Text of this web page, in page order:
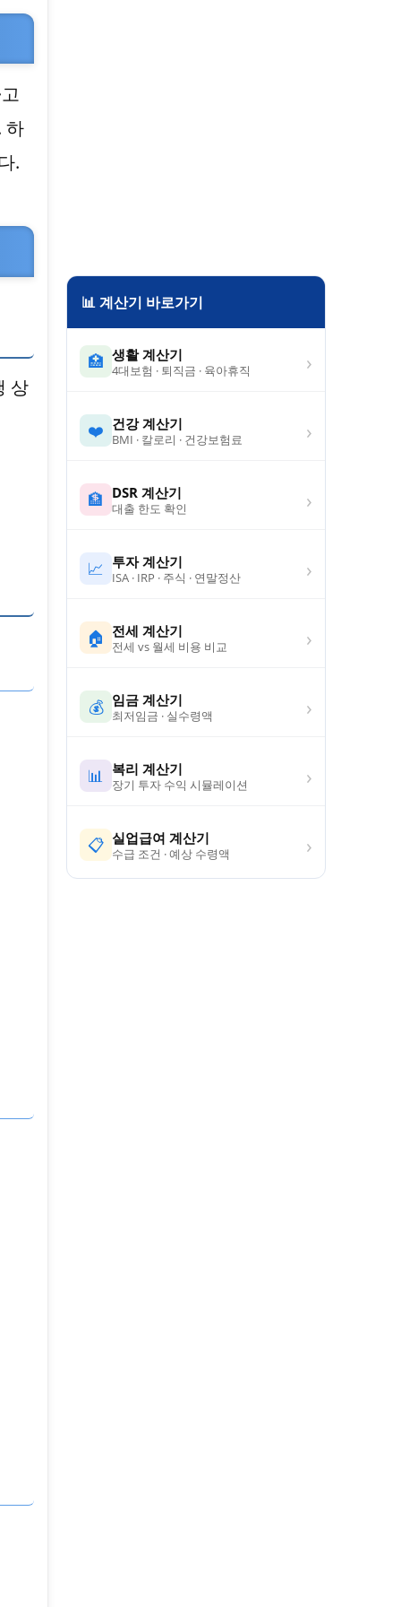
하
.
상
📊 계산기 바로가기
🏥 생활 계산기
4대보험 · 퇴직금 · 육아휴직 ›
❤️ 건강 계산기
BMI · 칼로리 · 건강보험료 ›
🏦 DSR 계산기
대출 한도 확인 ›
📈 투자 계산기
ISA · IRP · 주식 · 연말정산 ›
🏠 전세 계산기
전세 vs 월세 비용 비교 ›
💰 임금 계산기
최저임금 · 실수령액 ›
📊 복리 계산기
장기 투자 수익 시뮬레이션 ›
📋 실업급여 계산기
수급 조건 · 예상 수령액 ›